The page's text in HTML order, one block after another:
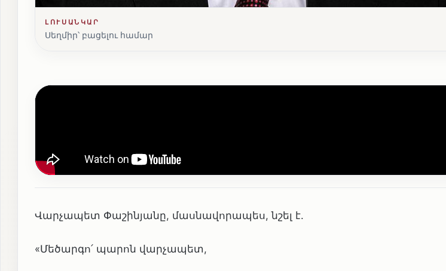
ԼՈՒՍԱՆԿԱՐ
Սեղմիր՝ բացելու համար
Վարչապետ Փաշինյանը, մասնավորապես, նշել է.
«Մեծարգո՛ պարոն վարչապետ,